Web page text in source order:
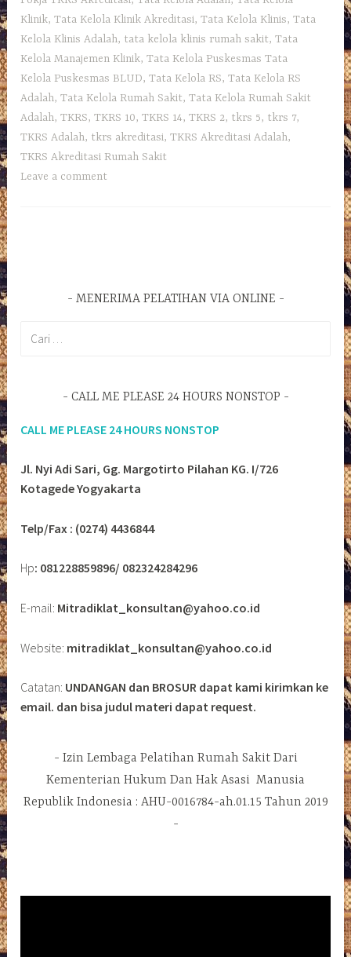
Klinik,Tata Kelola Klinik Akreditasi,Tata Kelola Klinis,Tata
Kelola Klinis Adalah, tata kelola klinis rumah sakit,Tata
Kelola Manajemen Klinik,Tata Kelola Puskesmas Tata
Kelola Puskesmas BLUD,Tata Kelola RS,Tata Kelola RS
Adalah,Tata Kelola Rumah Sakit,Tata Kelola Rumah Sakit
Adalah,TKRS,TKRS 10,TKRS 14,TKRS 2, tkrs 5, tkrs 7,
TKRS Adalah, tkrs akreditasi,TKRS Akreditasi Adalah,
TKRS Akreditasi Rumah Sakit
Leave a comment
MENERIMA PELATIHAN VIA ONLINE
CALL ME PLEASE 24 HOURS NONSTOP
CALL ME PLEASE 24 HOURS NONSTOP
Jl. Nyi Adi Sari, Gg. Margotirto Pilahan KG. I/726
Kotagede Yogyakarta
Telp/Fax : (0274) 4436844
Hp: 081228859896/ 082324284296
E-mail: Mitradiklat_konsultan@yahoo.co.id
Website: mitradiklat_konsultan@yahoo.co.id
Catatan: UNDANGAN dan BROSUR dapat kami kirimkan ke
email. dan bisa judul materi dapat request.
Izin Lembaga Pelatihan Rumah Sakit Dari
Kementerian Hukum Dan Hak Asasi Manusia
Republik Indonesia : AHU-0016784-ah.01.15 Tahun 2019